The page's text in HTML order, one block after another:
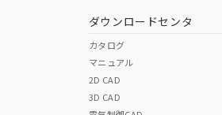
ダウンロードセンタ
カタログ
マニュアル
2D CAD
3D CAD